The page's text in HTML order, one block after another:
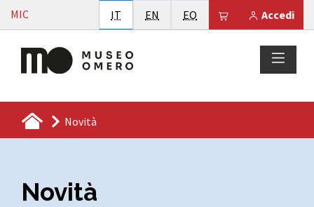
Vai al contenuto
MIC Accedi
Il tuo carrello è
IT Italiano
EN English
EO Esperanto
Novità
Novità